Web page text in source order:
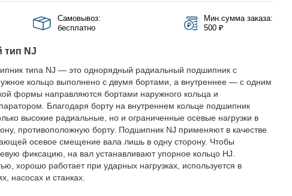
Самовывоз:
бесплатно
Мин.сумма заказа:
500 ₽
NJ
типа NJ — это однорядный радиальный подшипник с
кольцо выполнено с двумя бортами, а внутреннее — с одним
формы направляются бортами наружного кольца и
Благодаря борту на внутреннем кольце подшипник
высокие радиальные, но и ограниченные осевые нагрузки в
противоположную борту. Подшипник NJ применяют в качестве
осевое смещение вала лишь в одну сторону. Чтобы
фиксацию, на вал устанавливают упорное кольцо HJ.
хорошо работает при ударных нагрузках, используется в
насосах и станках.